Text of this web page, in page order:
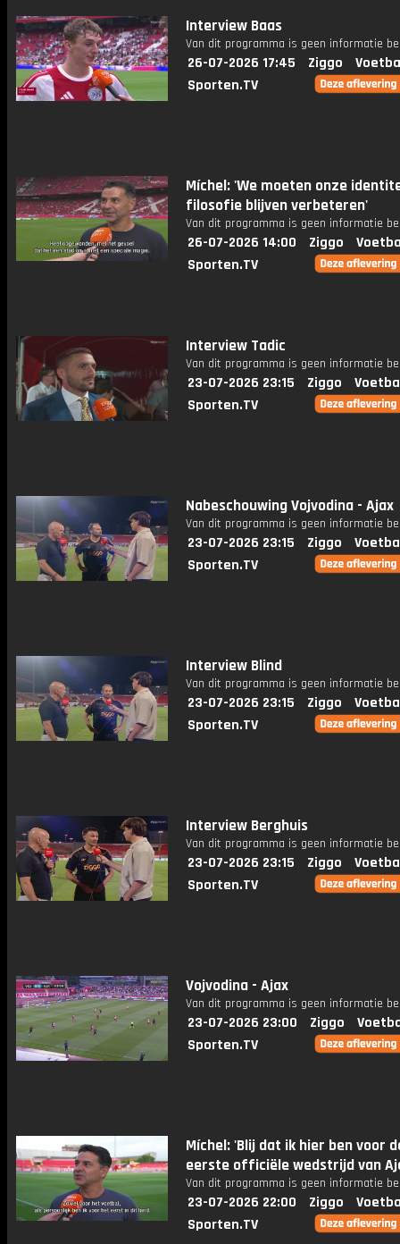
Interview Baas
Van dit programma is geen informatie
26-07-2026 17:45 Ziggo
Sporten.TV
Míchel: 'We moeten onze
filosofie blijven verbeteren'
Van dit programma is geen informatie
26-07-2026 14:00 Ziggo
Sporten.TV
Interview Tadic
Van dit programma is geen informatie
23-07-2026 23:15 Ziggo
Sporten.TV
Nabeschouwing Vojvodina - Ajax
Van dit programma is geen informatie
23-07-2026 23:15 Ziggo
Sporten.TV
Interview Blind
Van dit programma is geen informatie
23-07-2026 23:15 Ziggo
Sporten.TV
Interview Berghuis
Van dit programma is geen informatie
23-07-2026 23:15 Ziggo
Sporten.TV
Vojvodina - Ajax
Van dit programma is geen informatie
23-07-2026 23:00 Ziggo
Sporten.TV
Míchel: 'Blij dat ik hier ben voor
eerste officiële wedstrijd van
Van dit programma is geen informatie
23-07-2026 22:00 Ziggo
Sporten.TV